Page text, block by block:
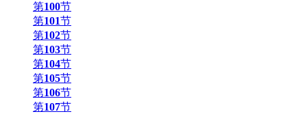
第100节
第101节
第102节
第103节
第104节
第105节
第106节
第107节